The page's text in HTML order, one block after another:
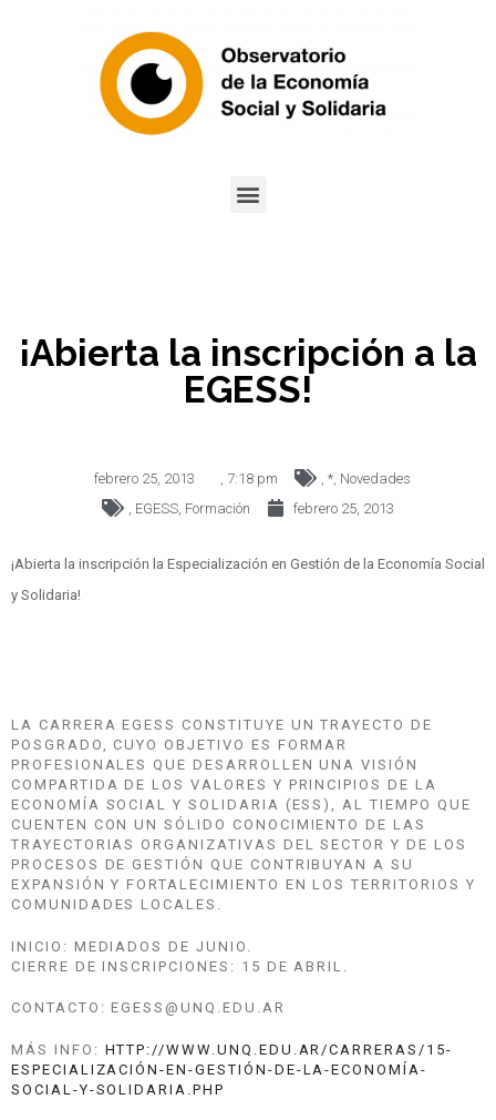
¡Abierta la inscripción a la
EGESS!
febrero 25, 2013 7:18 pm * Novedades
EGESS Formación febrero 25, 2013
¡Abierta la inscripción la Especialización en Gestión de la Economía Social
y Solidaria!
LA CARRERA EGESS CONSTITUYE UN TRAYECTO DE
POSGRADO, CUYO OBJETIVO ES FORMAR
PROFESIONALES QUE DESARROLLEN UNA VISIÓN
COMPARTIDA DE LOS VALORES Y PRINCIPIOS DE LA
ECONOMÍA SOCIAL Y SOLIDARIA (ESS), AL TIEMPO QUE
CUENTEN CON UN SÓLIDO CONOCIMIENTO DE LAS
TRAYECTORIAS ORGANIZATIVAS DEL SECTOR Y DE LOS
PROCESOS DE GESTIÓN QUE CONTRIBUYAN A SU
EXPANSIÓN Y FORTALECIMIENTO EN LOS TERRITORIOS Y
COMUNIDADES LOCALES.
INICIO: MEDIADOS DE JUNIO.
CIERRE DE INSCRIPCIONES: 15 DE ABRIL.
CONTACTO: EGESS@UNQ.EDU.AR
MÁS INFO: HTTP://WWW.UNQ.EDU.AR/CARRERAS/ 15-
ESPECIALIZACIÓN-EN-GESTIÓN-D E-LA-ECONOMÍA-
SOCIAL-Y-SOLIDARIA.PHP